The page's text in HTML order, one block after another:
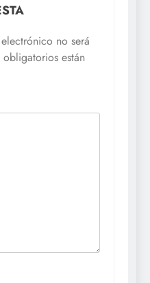
no será
obligatorios están